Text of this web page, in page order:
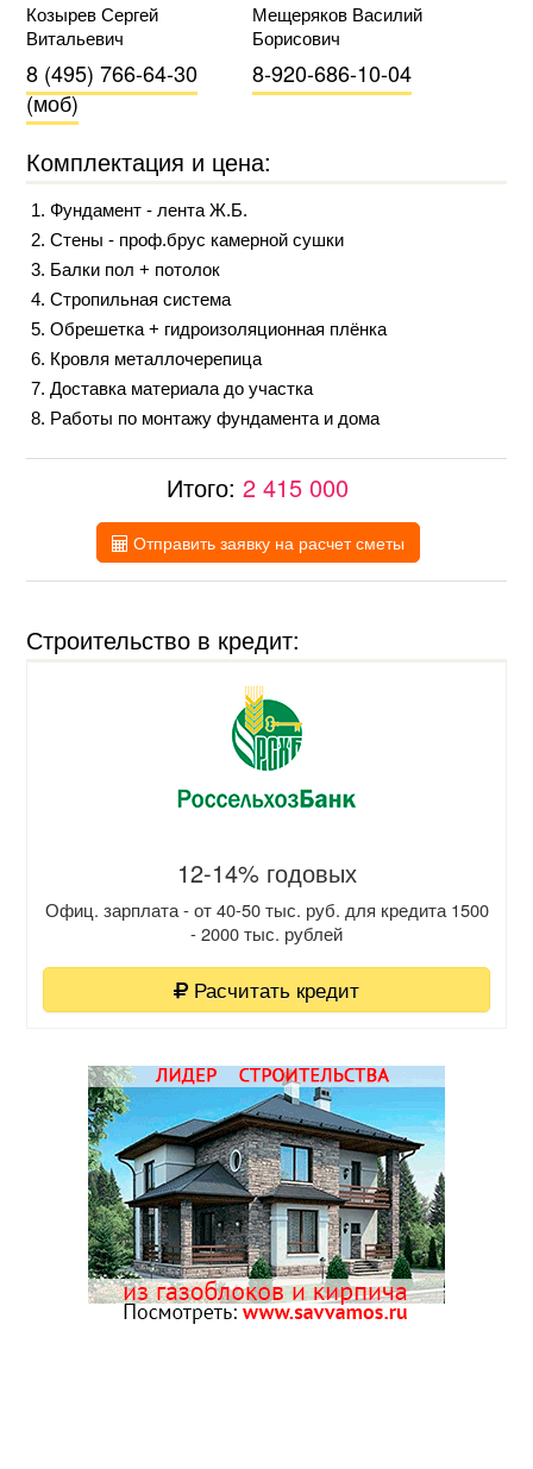
Козырев Сергей
Витальевич
8 (495) 766-64-30
(моб)
Мещеряков Василий
Борисович
8-920-686-10-04
Комплектация и цена:
Фундамент - лента Ж.Б.
Стены - проф.брус камерной сушки
Балки пол + потолок
Стропильная система
Обрешетка + гидроизоляционная плёнка
Кровля металлочерепица
Доставка материала до участка
Работы по монтажу фундамента и дома
Итого: 2 415 000
Отправить заявку на расчет сметы
Строительство в кредит:
12-14% годовых
Офиц. зарплата - от 40-50 тыс. руб. для кредита 1500
- 2000 тыс. рублей
Расчитать кредит